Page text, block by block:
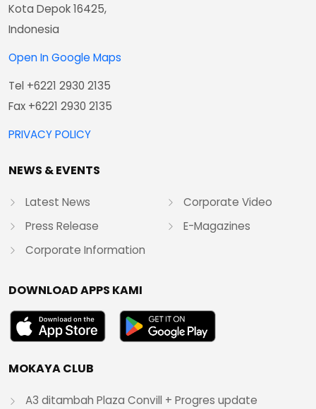
Kota Depok 16425,
Indonesia
Open In Google Maps
Tel +6221 2930 2135
Fax +6221 2930 2135
PRIVACY POLICY
NEWS & EVENTS
Latest News
Press Release
Corporate Information
Corporate Video
E-Magazines
DOWNLOAD APPS KAMI
MOKAYA CLUB
A3 ditambah Plaza Convill + Progres update